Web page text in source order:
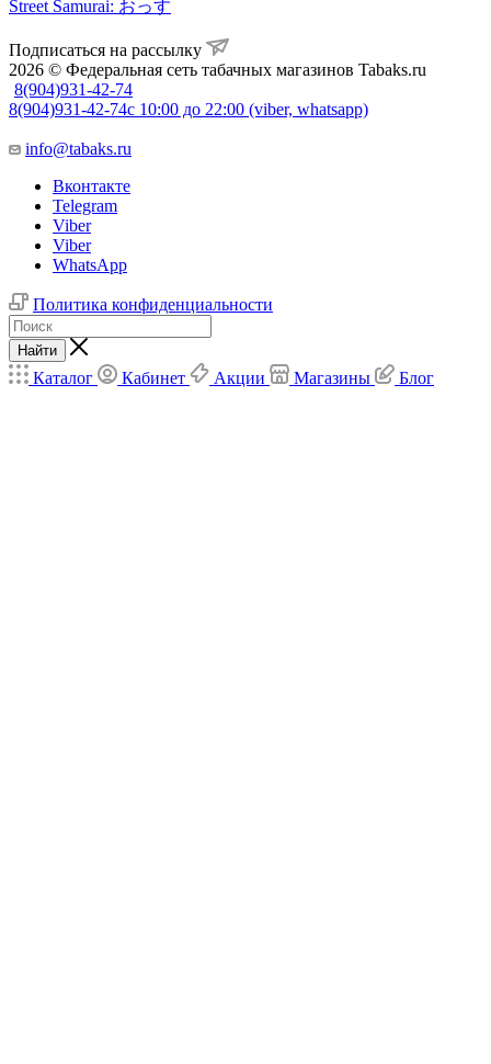
Street Samurai: おっす
Подписаться на рассылку
2026 © Федеральная сеть табачных магазинов Tabaks.ru
8(904)931-42-74
8(904)931-42-74с 10:00 до 22:00 (viber, whatsapp)
info@tabaks.ru
Вконтакте
Telegram
Viber
Viber
WhatsApp
Политика конфиденциальности
Найти
Каталог Кабинет Акции Магазины Блог